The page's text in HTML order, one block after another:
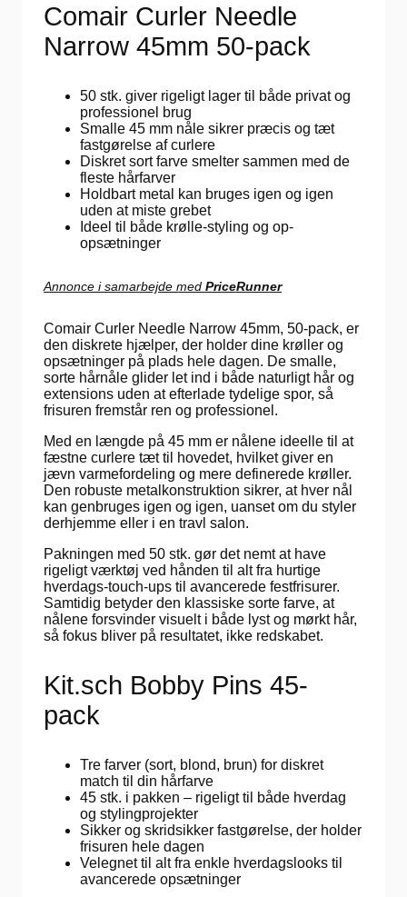
Comair Curler Needle
Narrow 45mm 50-pack
50 stk. giver rigeligt lager til både privat og
professionel brug
Smalle 45 mm nåle sikrer præcis og tæt
fastgørelse af curlere
Diskret sort farve smelter sammen med de
fleste hårfarver
Holdbart metal kan bruges igen og igen
uden at miste grebet
Ideel til både krølle-styling og op­
opsætninger
Annonce i samarbejde med PriceRunner
Comair Curler Needle Narrow 45mm, 50-pack, er
den diskrete hjælper, der holder dine krøller og
opsætninger på plads hele dagen. De smalle,
sorte hårnåle glider let ind i både naturligt hår og
extensions uden at efterlade tydelige spor, så
frisuren fremstår ren og professionel.
Med en længde på 45 mm er nålene ideelle til at
fæstne curlere tæt til hovedet, hvilket giver en
jævn varmefordeling og mere definerede krøller.
Den robuste metalkonstruktion sikrer, at hver nål
kan genbruges igen og igen, uanset om du styler
derhjemme eller i en travl salon.
Pakningen med 50 stk. gør det nemt at have
rigeligt værktøj ved hånden til alt fra hurtige
hverdags-touch-ups til avancerede festfrisurer.
Samtidig betyder den klassiske sorte farve, at
nålene forsvinder visuelt i både lyst og mørkt hår,
så fokus bliver på resultatet, ikke redskabet.
Kit.sch Bobby Pins 45-
pack
Tre farver (sort, blond, brun) for diskret
match til din hårfarve
45 stk. i pakken – rigeligt til både hverdag
og stylingprojekter
Sikker og skridsikker fastgørelse, der holder
frisuren hele dagen
Velegnet til alt fra enkle hverdagslooks til
avancerede opsætninger